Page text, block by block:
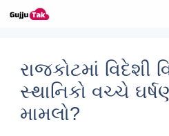
Skip to content
રાજકોટમાં વિદેશી
સ્થાનિકો વચ્ચે
મામલો?